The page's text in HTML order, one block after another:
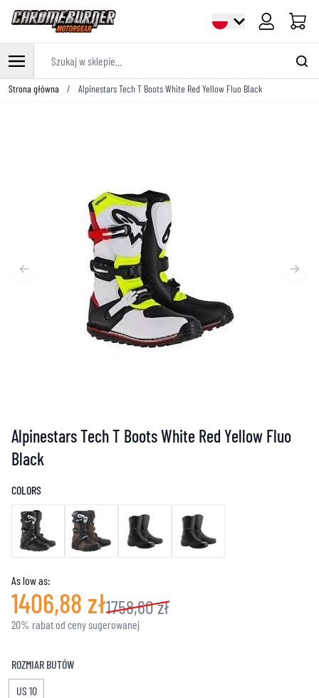
Cart
Przejdź do treści
Strona główna / Alpinestars Tech T Boots White Red Yellow Fluo Black
Alpinestars Tech T Boots White Red Yellow Fluo
Black
COLORS
As low as:
1406,88 zł1758,60 zł
20% rabat od ceny sugerowanej
ROZMIAR BUTÓW
US 10